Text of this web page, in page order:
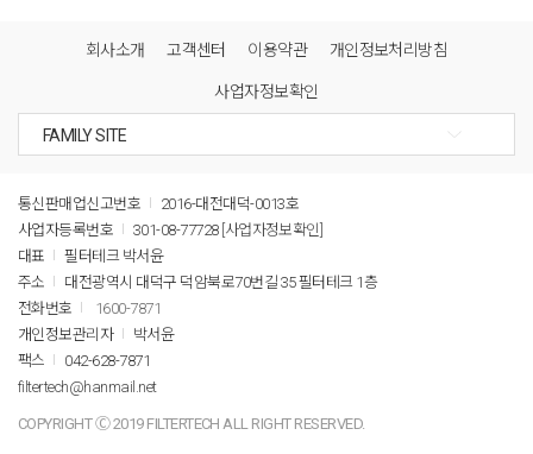
회사소개 고객센터 이용약관 개인정보처리방침
사업자정보확인
통신판매업신고번호
2016-대전대덕-0013호
사업자등록번호
301-08-77728 [사업자정보확인]
대표
필터테크 박서윤
주소
대전광역시 대덕구 덕암북로70번길 35 필터테크 1층
전화번호
1600-7871
개인정보관리자
박서윤
팩스
042-628-7871
filtertech@hanmail.net
COPYRIGHT Ⓒ 2019 FILTERTECH ALL RIGHT RESERVED.